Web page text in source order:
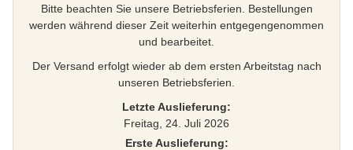
Bitte beachten Sie unsere Betriebsferien. Bestellungen
werden während dieser Zeit weiterhin entgegengenommen
und bearbeitet.
Der Versand erfolgt wieder ab dem ersten Arbeitstag nach
unseren Betriebsferien.
Letzte Auslieferung:
Freitag, 24. Juli 2026
Erste Auslieferung: